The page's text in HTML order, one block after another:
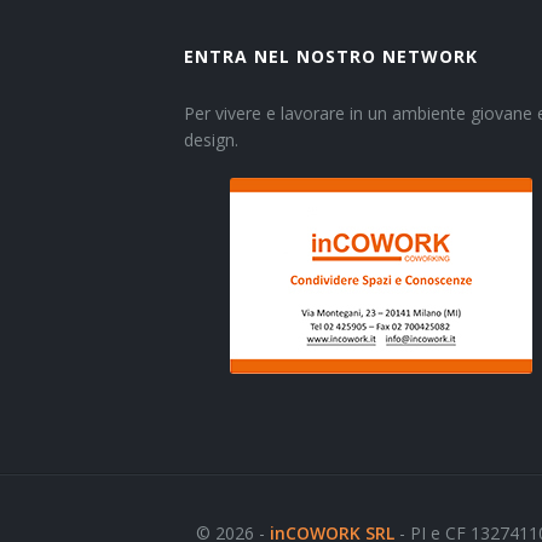
ENTRA NEL NOSTRO NETWORK
Per vivere e lavorare in un ambiente giovane
design.
© 2026 - inCOWORK SRL - PI e CF